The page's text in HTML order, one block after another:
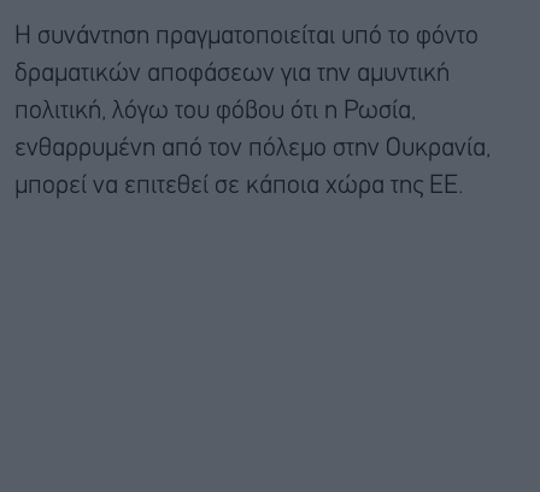
Η συνάντηση πραγματοποιείται υπό το φόντο
δραματικών αποφάσεων για την αμυντική
πολιτική, λόγω του φόβου ότι η Ρωσία,
ενθαρρυμένη από τον πόλεμο στην Ουκρανία,
μπορεί να επιτεθεί σε κάποια χώρα της ΕΕ.